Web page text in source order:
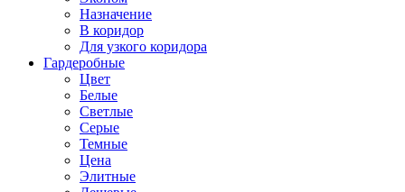
Назначение
В коридор
Для узкого коридора
Гардеробные
Цвет
Белые
Светлые
Серые
Темные
Цена
Элитные